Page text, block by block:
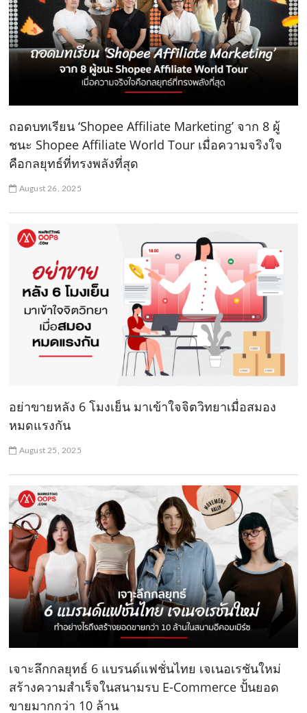
ถอดบทเรียน ‘Shopee Affiliate Marketing’ จาก 8 ผู้
ชนะ Shopee Affiliate World Tour เมื่อความจริงใจ
คือกลยุทธ์ที่ทรงพลังที่สุด
August 26, 2025
อย่าขายหลัง 6 โมงเย็น มาเข้าใจจิตวิทยาเมื่อสมอง
หมดแรงกัน
August 25, 2025
เจาะลึกกลยุทธ์ 6 แบรนด์แฟชั่นไทย เจเนอเรชันใหม่
สร้างความสำเร็จในสนามรบ E-Commerce ปั้นยอด
ขายมากกว่า 10 ล้าน